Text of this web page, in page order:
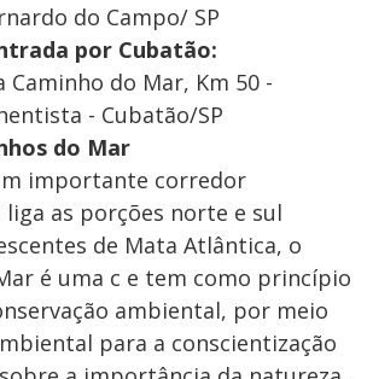
do Campo/ SP
por Cubatão:
Caminho do Mar, Km 50 -
- Cubatão/SP
do Mar
importante corredor
liga as porções norte e sul
de Mata Atlântica, o
é uma c e tem como princípio
ambiental, por meio
para a conscientização